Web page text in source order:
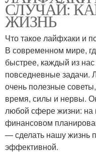
СЛУЧАЙ:
ЖИЗНЬ
Что такое лайфхаки и
В современном мире,
быстрее, каждый из
повседневные
очень полезные
время, силы и нервы.
любой сфере жизни: на
финансовом
— сделать нашу жизнь
эффективной.